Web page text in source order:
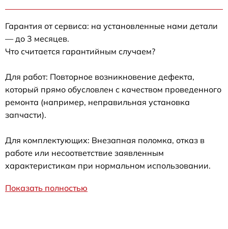
Гарантия от сервиса: на установленные нами детали
— до 3 месяцев.
Что считается гарантийным случаем?
Для работ: Повторное возникновение дефекта,
который прямо обусловлен с качеством проведенного
ремонта (например, неправильная установка
запчасти).
Для комплектующих: Внезапная поломка, отказ в
работе или несоответствие заявленным
характеристикам при нормальном использовании.
Показать полностью